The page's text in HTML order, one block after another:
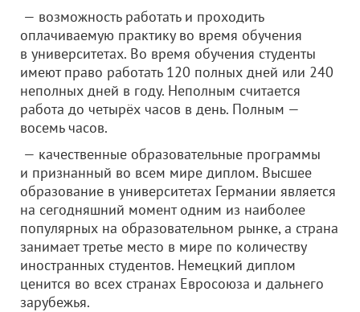
— возможность работать и проходить
оплачиваемую практику во время обучения
в университетах. Во время обучения студенты
имеют право работать 120 полных дней или 240
неполных дней в году. Неполным считается
работа до четырёх часов в день. Полным —
восемь часов.
— качественные образовательные программы
и признанный во всем мире диплом. Высшее
образование в университетах Германии является
на сегодняшний момент одним из наиболее
популярных на образовательном рынке, а страна
занимает третье место в мире по количеству
иностранных студентов. Немецкий диплом
ценится во всех странах Евросоюза и дальнего
зарубежья.